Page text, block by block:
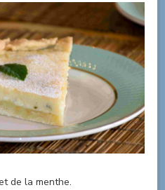
de la menthe.